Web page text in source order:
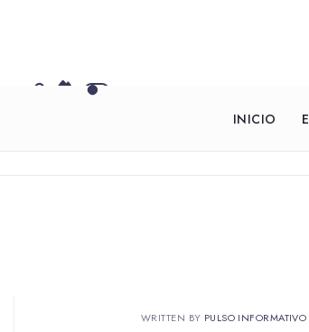
INICIO
WRITTEN BY PULSO INFORMATIVO